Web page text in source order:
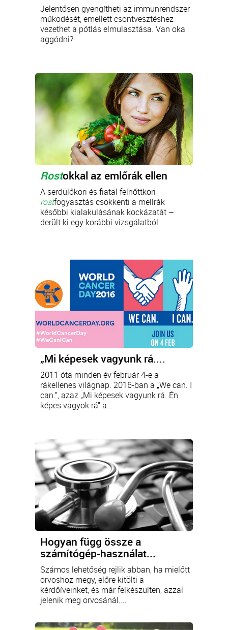
Jelentősen gyengítheti az immunrendszer
működését, emellett csontvesztéshez
vezethet a pótlás elmulasztása. Van oka
aggódni?
Rostokkal az emlőrák ellen
A serdülőkori és fiatal felnőttkori
rostfogyasztás csökkenti a mellrák
későbbi kialakulásának kockázatát –
derült ki egy korábbi vizsgálatból.
„Mi képesek vagyunk rá....
2011 óta minden év február 4-e a
rákellenes világnap. 2016-ban a „We can. I
can.”, azaz „Mi képesek vagyunk rá. Én
képes vagyok rá” a...
Hogyan függ össze a
számítógép-használat...
Számos lehetőség rejlik abban, ha mielőtt
orvoshoz megy, előre kitölti a
kérdőíveinket, és már felkészülten, azzal
jelenik meg orvosánál....